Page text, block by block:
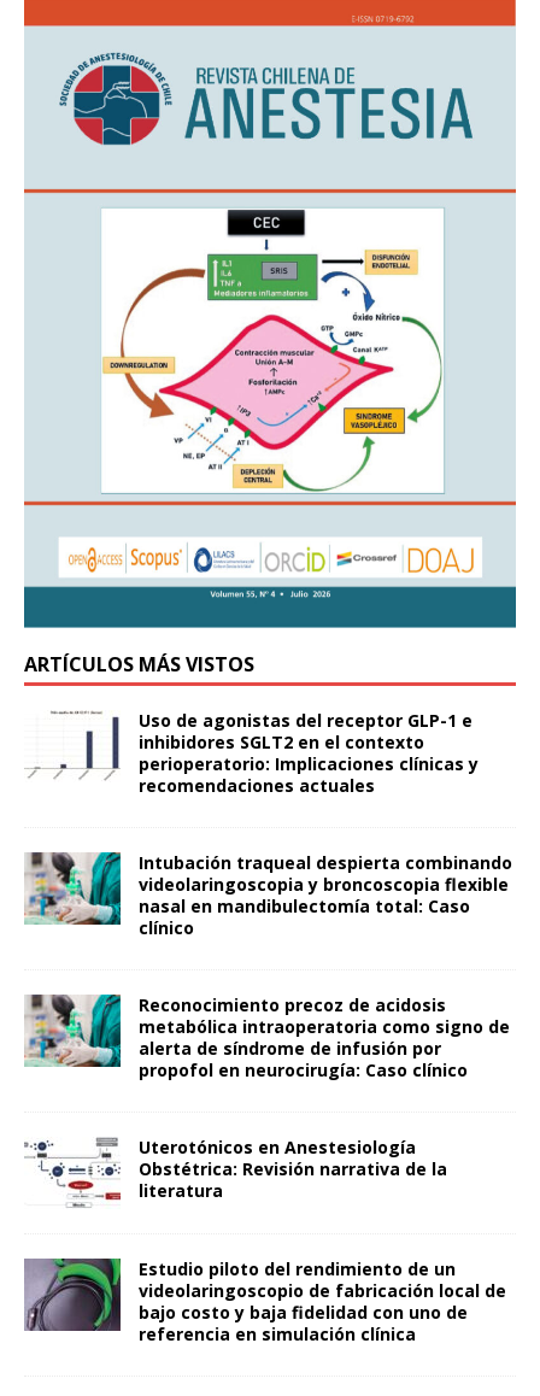
ARTÍCULOS MÁS VISTOS
Uso de agonistas del receptor GLP-1 e
inhibidores SGLT2 en el contexto
perioperatorio: Implicaciones clínicas y
recomendaciones actuales
Intubación traqueal despierta combinando
videolaringoscopia y broncoscopia flexible
nasal en mandibulectomía total: Caso
clínico
Reconocimiento precoz de acidosis
metabólica intraoperatoria como signo de
alerta de síndrome de infusión por
propofol en neurocirugía: Caso clínico
Uterotónicos en Anestesiología
Obstétrica: Revisión narrativa de la
literatura
Estudio piloto del rendimiento de un
videolaringoscopio de fabricación local de
bajo costo y baja fidelidad con uno de
referencia en simulación clínica